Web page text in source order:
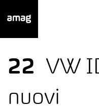
22
VW
nuovi